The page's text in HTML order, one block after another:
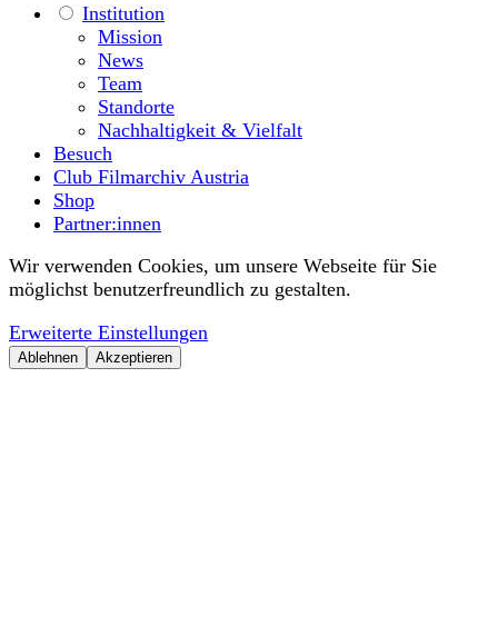
Institution
Mission
News
Team
Standorte
Nachhaltigkeit & Vielfalt
Besuch
Club Filmarchiv Austria
Shop
Partner:innen
Wir verwenden Cookies, um unsere Webseite für Sie
möglichst benutzerfreundlich zu gestalten.
Erweiterte Einstellungen
Ablehnen Akzeptieren